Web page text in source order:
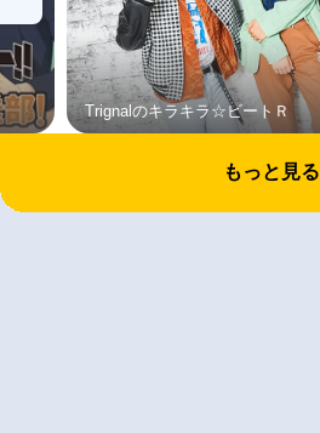
Trignalのキラキラ☆ビートＲ
もっと見る